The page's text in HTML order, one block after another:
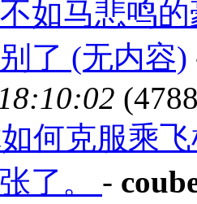
如马悲鸣
了 (无内容)
何克服乘
了。 -